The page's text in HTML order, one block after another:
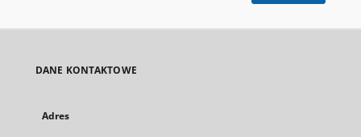
DANE KONTAKTOWE
Adres